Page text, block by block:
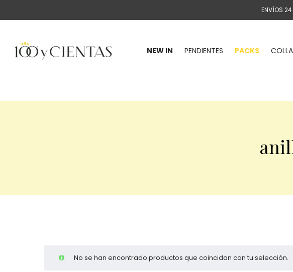
ENVÍOS
NEW IN PENDIENTES PACKS
No se han encontrado productos que coincidan con tu selección.